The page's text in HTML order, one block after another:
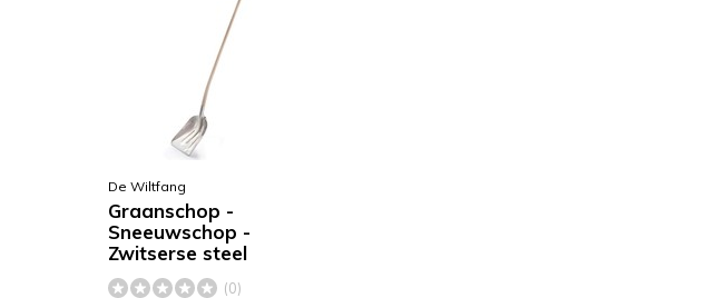
De Wiltfang
Graanschop -
Sneeuwschop -
Zwitserse steel
(0)